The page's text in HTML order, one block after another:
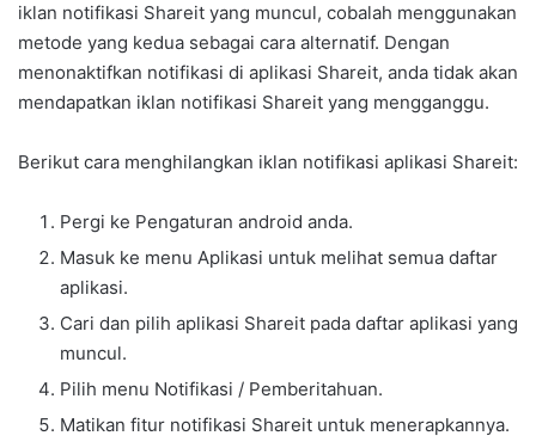
iklan notifikasi Shareit yang muncul, cobalah menggunakan
metode yang kedua sebagai cara alternatif. Dengan
menonaktifkan notifikasi di aplikasi Shareit, anda tidak akan
mendapatkan iklan notifikasi Shareit yang mengganggu.
Berikut cara menghilangkan iklan notifikasi aplikasi Shareit:
Pergi ke Pengaturan android anda.
Masuk ke menu Aplikasi untuk melihat semua daftar
aplikasi.
Cari dan pilih aplikasi Shareit pada daftar aplikasi yang
muncul.
Pilih menu Notifikasi / Pemberitahuan.
Matikan fitur notifikasi Shareit untuk menerapkannya.